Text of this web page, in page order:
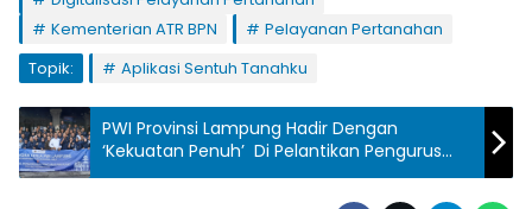
Kementerian ATR BPN
Pelayanan Pertanahan
Topik:
Aplikasi Sentuh Tanahku
PWI Provinsi Lampung Hadir Dengan
‘Kekuatan Penuh’ Di Pelantikan Pengurus
PWI Pusat